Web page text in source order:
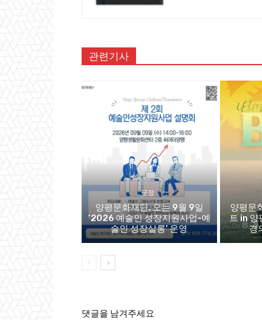
관련기사
군정
양평문화재단, 오는 9월 9일
‘2026 예술인 성장지원사업-예
술인 성장살롱’ 운영
양평문
트 in 양
경
댓글을 남겨주세요